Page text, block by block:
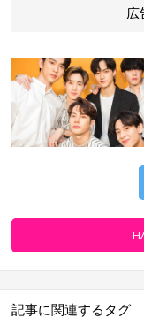
広
記事に関連するタグ